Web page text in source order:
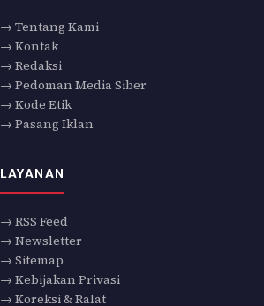
→ Tentang Kami
→ Kontak
→ Redaksi
→ Pedoman Media Siber
→ Kode Etik
→ Pasang Iklan
LAYANAN
→ RSS Feed
→ Newsletter
→ Sitemap
→ Kebijakan Privasi
→ Koreksi & Ralat